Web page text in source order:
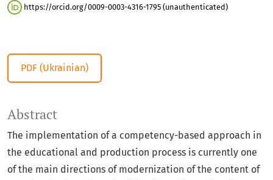
https://orcid.org/0009-0003-4316-1795 (unauthenticated)
PDF (Ukrainian)
Abstract
The implementation of a competency-based approach in
the educational and production process is currently one
of the main directions of modernization of the content of